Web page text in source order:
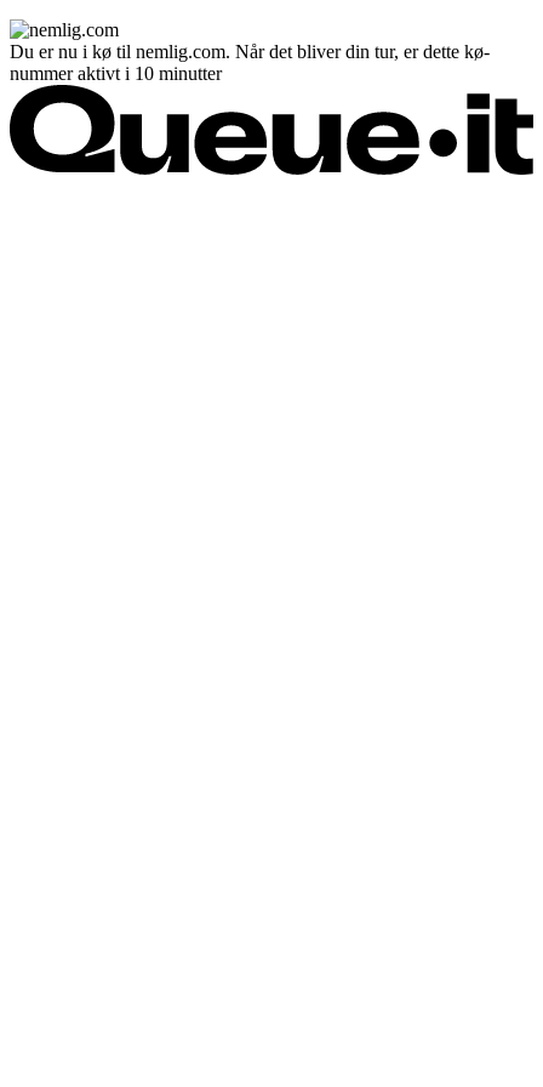
Du er nu i kø til nemlig.com. Når det bliver din tur, er dette kø-
nummer aktivt i 10 minutter